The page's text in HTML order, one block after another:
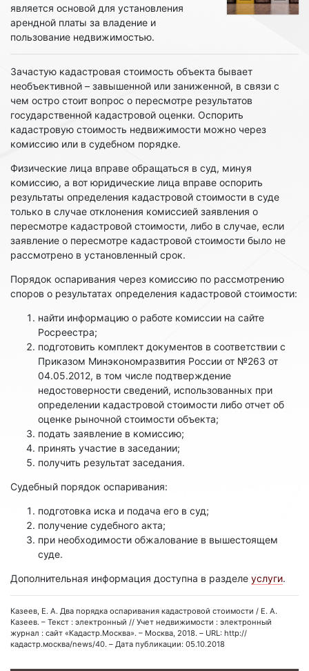
является основой для установления
арендной платы за владение и
пользование недвижимостью.
Зачастую кадастровая стоимость объекта бывает
необъективной – завышенной или заниженной, в связи с
чем остро стоит вопрос о пересмотре результатов
государственной кадастровой оценки. Оспорить
кадастровую стоимость недвижимости можно через
комиссию или в судебном порядке.
Физические лица вправе обращаться в суд, минуя
комиссию, а вот юридические лица вправе оспорить
результаты определения кадастровой стоимости в суде
только в случае отклонения комиссией заявления о
пересмотре кадастровой стоимости, либо в случае, если
заявление о пересмотре кадастровой стоимости было не
рассмотрено в установленный срок.
Порядок оспаривания через комиссию по рассмотрению
споров о результатах определения кадастровой стоимости:
найти информацию о работе комиссии на сайте
Росреестра;
подготовить комплект документов в соответствии с
Приказом Минэкономразвития России от №263 от
04.05.2012, в том числе подтверждение
недостоверности сведений, использованных при
определении кадастровой стоимости либо отчет об
оценке рыночной стоимости объекта;
подать заявление в комиссию;
принять участие в заседании;
получить результат заседания.
Судебный порядок оспаривания:
подготовка иска и подача его в суд;
получение судебного акта;
при необходимости обжалование в вышестоящем
суде.
Дополнительная информация доступна в разделе услуги.
Казеев, Е. А. Два порядка оспаривания кадастровой стоимости / Е. А.
Казеев. – Текст : электронный // Учет недвижимости : электронный
журнал : сайт «Кадастр.Москва». – Москва, 2018. – URL: http://
кадастр.москва/news/40. – Дата публикации: 05.10.2018